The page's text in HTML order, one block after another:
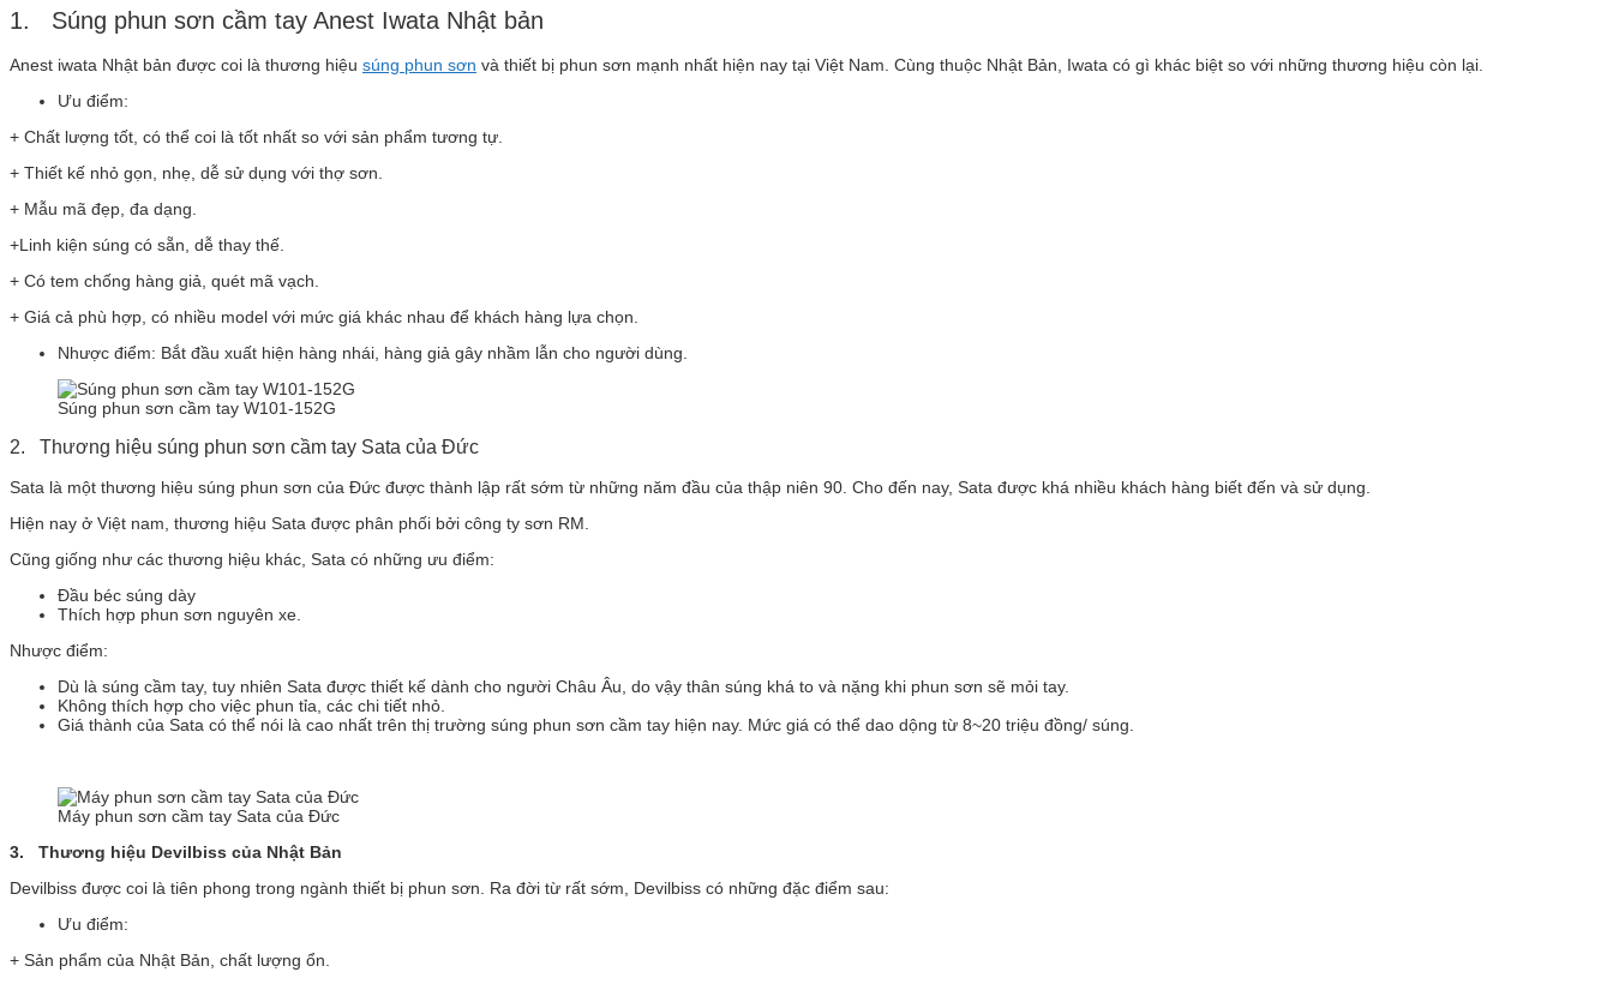
1. Súng phun sơn cầm tay Anest Iwata Nhật bản
Anest iwata Nhật bản được coi là thương hiệu súng phun sơn và thiết bị phun sơn mạnh nhất hiện nay tại Việt Nam. Cùng thuộc Nhật Bản, Iwata có gì khác biệt so với những thương hiệu còn lại.
Ưu điểm:
+ Chất lượng tốt, có thể coi là tốt nhất so với sản phẩm tương tự.
+ Thiết kế nhỏ gọn, nhẹ, dễ sử dụng với thợ sơn.
+ Mẫu mã đẹp, đa dạng.
+Linh kiện súng có sẵn, dễ thay thế.
+ Có tem chống hàng giả, quét mã vạch.
+ Giá cả phù hợp, có nhiều model với mức giá khác nhau để khách hàng lựa chọn.
Nhược điểm: Bắt đầu xuất hiện hàng nhái, hàng giả gây nhầm lẫn cho người dùng.
Súng phun sơn cầm tay W101-152G
2. Thương hiệu súng phun sơn cầm tay Sata của Đức
Sata là một thương hiệu súng phun sơn của Đức được thành lập rất sớm từ những năm đầu của thập niên 90. Cho đến nay, Sata được khá nhiều khách hàng biết đến và sử dụng.
Hiện nay ở Việt nam, thương hiệu Sata được phân phối bởi công ty sơn RM.
Cũng giống như các thương hiệu khác, Sata có những ưu điểm:
Đầu béc súng dày
Thích hợp phun sơn nguyên xe.
Nhược điểm:
Dù là súng cầm tay, tuy nhiên Sata được thiết kế dành cho người Châu Âu, do vậy thân súng khá to và nặng khi phun sơn sẽ mỏi tay.
Không thích hợp cho việc phun tỉa, các chi tiết nhỏ.
Giá thành của Sata có thể nói là cao nhất trên thị trường súng phun sơn cầm tay hiện nay. Mức giá có thể dao dộng từ 8~20 triệu đồng/ súng.
Máy phun sơn cầm tay Sata của Đức
3. Thương hiệu Devilbiss của Nhật Bản
Devilbiss được coi là tiên phong trong ngành thiết bị phun sơn. Ra đời từ rất sớm, Devilbiss có những đặc điểm sau:
Ưu điểm:
+ Sản phẩm của Nhật Bản, chất lượng ổn.